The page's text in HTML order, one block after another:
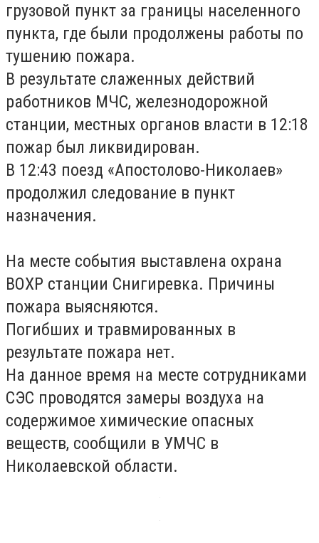
грузовой пункт за границы населенного
пункта, где были продолжены работы по
тушению пожара.
В результате слаженных действий
работников МЧС, железнодорожной
станции, местных органов власти в 12:18
пожар был ликвидирован.
В 12:43 поезд «Апостолово-Николаев»
продолжил следование в пункт
назначения.
На месте события выставлена охрана
ВОХР станции Снигиревка. Причины
пожара выясняются.
Погибших и травмированных в
результате пожара нет.
На данное время на месте сотрудниками
СЭС проводятся замеры воздуха на
содержимое химические опасных
веществ, сообщили в УМЧС в
Николаевской области.